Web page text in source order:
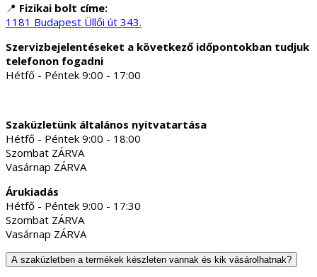
📍 Fizikai bolt címe:
1181 Budapest Üllői út 343.
Szervizbejelentéseket a következő időpontokban tudjuk
telefonon fogadni
Hétfő - Péntek 9:00 - 17:00
Szaküzletünk általános nyitvatartása
Hétfő - Péntek 9:00 - 18:00
Szombat ZÁRVA
Vasárnap ZÁRVA
Árukiadás
Hétfő - Péntek 9:00 - 17:30
Szombat ZÁRVA
Vasárnap ZÁRVA
A szaküzletben a termékek készleten vannak és kik vásárolhatnak?